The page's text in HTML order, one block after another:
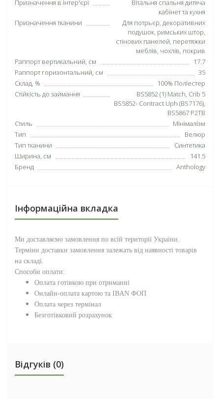
Призначення в інтер'єрі
Вітальня спальня дитяча
кабінет та кухня
Призначення тканини
Для потрьєр, декоративних
подушок, римських штор,
стінових панелей, перетяжки
меблів, чохлів, покрив
Раппорт вертикальний, см
17.7
Раппорт горизонтальний, см
35
Склад, %
100% Поліестер
Стійкість до займання
BS5852 (1) Match, Crib 5
BS5852- Contract Uph (BS7176),
BS5867 P2TB
Стиль
Мінімалізм
Тип
Велюр
Тип тканини
Синтетика
Ширина, см
141.5
Бренд
Anthology
Інформаційна вкладка
Ми доставляємо замовлення по всій території України.
Терміни доставки замовлення залежать від наявності товарів
на складі.
Способи оплати:
Оплата готівкою при отриманні
Онлайн-оплата картою та IBAN ФОП
Оплата через термінал
Безготівковий розрахунок
Відгуків (0)